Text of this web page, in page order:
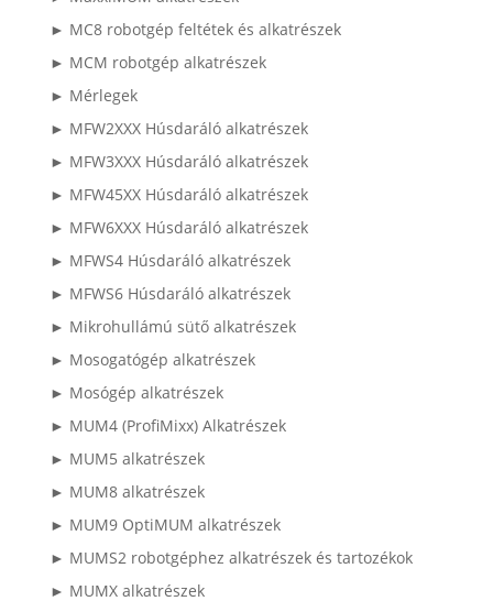
► MC8 robotgép feltétek és alkatrészek
► MCM robotgép alkatrészek
► Mérlegek
► MFW2XXX Húsdaráló alkatrészek
► MFW3XXX Húsdaráló alkatrészek
► MFW45XX Húsdaráló alkatrészek
► MFW6XXX Húsdaráló alkatrészek
► MFWS4 Húsdaráló alkatrészek
► MFWS6 Húsdaráló alkatrészek
► Mikrohullámú sütő alkatrészek
► Mosogatógép alkatrészek
► Mosógép alkatrészek
► MUM4 (ProfiMixx) Alkatrészek
► MUM5 alkatrészek
► MUM8 alkatrészek
► MUM9 OptiMUM alkatrészek
► MUMS2 robotgéphez alkatrészek és tartozékok
► MUMX alkatrészek